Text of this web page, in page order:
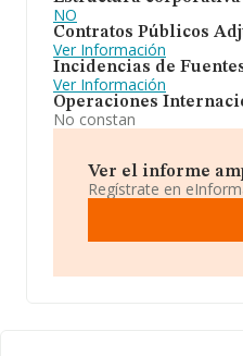
NO
Contratos Públicos
Ver Información
Incidencias de
Ver Información
Operaciones
No constan
Ver el informe
Regístrate en